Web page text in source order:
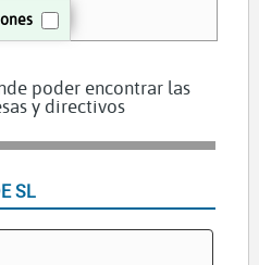
poder encontrar las
y directivos
SL